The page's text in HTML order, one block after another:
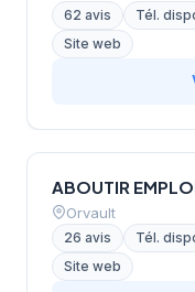
62 avis Tél.
Site web
ABOUTIR
Orvault
26 avis Tél.
Site web